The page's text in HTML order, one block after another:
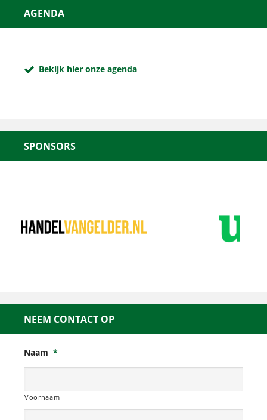
AGENDA
Bekijk hier onze agenda
SPONSORS
NEEM CONTACT OP
Naam *
Voornaam